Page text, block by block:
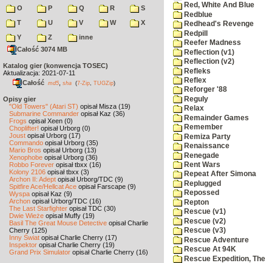
O
P Q R
S
T
U V W
X
Y
Z
inne
Całość 3074 MB
Katalog gier (konwencja TOSEC)
Aktualizacja: 2021-07-11
Całość md5 sha (7-Zip TUGZip)
Opisy gier
"Old Towers" (Atari ST) opisał Misza (19)
Submarine Commander opisał Kaz (36)
Frogs opisał Xeen (0)
Choplifter! opisał Urborg (0)
Joust opisał Urborg (17)
Commando opisał Urborg (35)
Mario Bros opisał Urborg (13)
Xenophobe opisał Urborg (36)
Robbo Forever opisał tbxx (16)
Kolony 2106 opisał tbxx (3)
Archon II: Adept opisał Urborg/TDC (9)
Spitfire Ace/Hellcat Ace opisał Farscape (9)
Wyspa opisał Kaz (9)
Archon opisał Urborg/TDC (16)
The Last Starfighter opisał TDC (30)
Dwie Wieże opisał Muffy (19)
Basil The Great Mouse Detective opisał Charlie
Cherry (125)
Inny Świat opisał Charlie Cherry (17)
Inspektor opisał Charlie Cherry (19)
Grand Prix Simulator opisał Charlie Cherry (16)
Red, White And Blue
Redblue
Redhead's Revenge
Redpill
Reefer Madness
Reflection (v1)
Reflection (v2)
Refleks
Reflex
Reforger '88
Reguly
Relax
Remainder Games
Remember
Remiza Party
Renaissance
Renegade
Rent Wars
Repeat After Simona
Replugged
Repossed
Repton
Rescue (v1)
Rescue (v2)
Rescue (v3)
Rescue Adventure
Rescue At 94K
Rescue Expedition, The